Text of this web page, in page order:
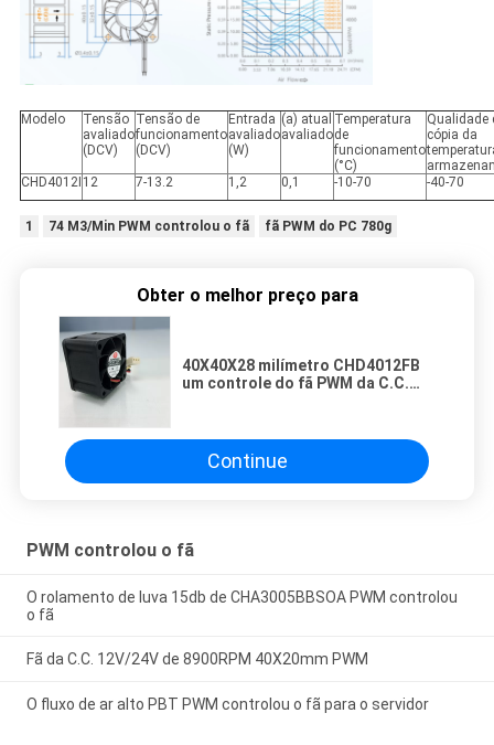
Modelo
Tensão
avaliado
(DCV)
Tensão de
funcionamento
(DCV)
Entrada
avaliado
(W)
(a) atual
avaliado
Temperatura
de
funcionamento
(°C)
Qualidade
cópia da
CHD4012I 12 7-13.2 1,2 0,1 -10-70 -40-70
1 74 M3/Min PWM controlou o fã fã PWM do PC 780g
Obter o melhor preço para
40X40X28 milímetro CHD4012FB
um controle do fã PWM da C.C.
Continue
PWM controlou o fã
O rolamento de luva 15db de CHA3005BBSOA PWM controlou
o fã
Fã da C.C. 12V/24V de 8900RPM 40X20mm PWM
O fluxo de ar alto PBT PWM controlou o fã para o servidor